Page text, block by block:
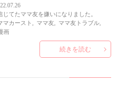
じてたママ友を嫌いになりました。
マカースト
ママ友 ママ友トラブル
画
続きを読む